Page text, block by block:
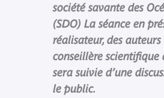
société savante des
(SDO) La séance en
réalisateur, des
conseillère scientifique
sera suivie d’une
le public.